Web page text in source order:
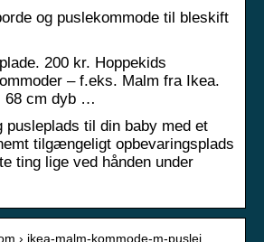
og puslekommode til bleskift
200 kr. Hoppekids
– f.eks. Malm fra Ikea.
68 cm dyb …
pusleplads til din baby med et
tilgængeligt opbevaringsplads
ting lige ved hånden under
› ikea-malm-kommode-m-puslei…